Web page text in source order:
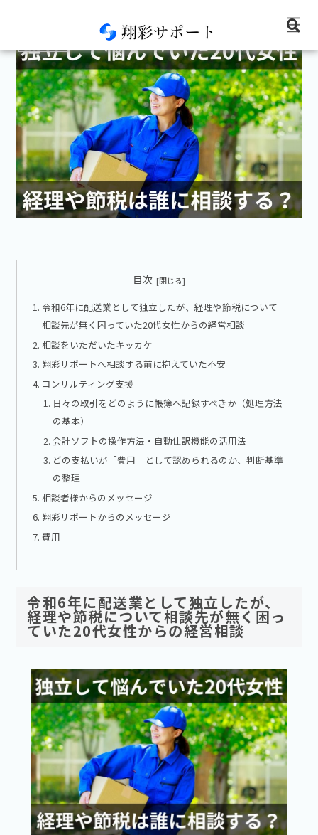
目次
令和6年に配送業として独立したが、経理や節税について
相談先が無く困っていた20代女性からの経営相談
相談をいただいたキッカケ
翔彩サポートへ相談する前に抱えていた不安
コンサルティング支援
日々の取引をどのように帳簿へ記録すべきか（処理方法
の基本）
会計ソフトの操作方法・自動仕訳機能の活用法
どの支払いが「費用」として認められるのか、判断基準
の整理
相談者様からのメッセージ
翔彩サポートからのメッセージ
費用
令和6年に配送業として独立したが、
経理や節税について相談先が無く困っ
ていた20代女性からの経営相談